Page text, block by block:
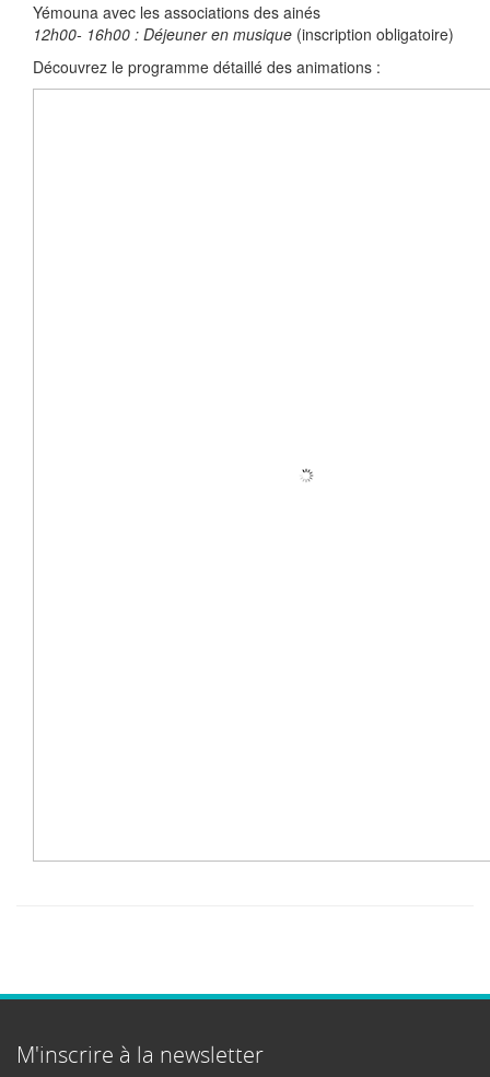
Yémouna avec les associations des ainés
12h00- 16h00 : Déjeuner en musique (inscription obligatoire)
Découvrez le programme détaillé des animations :
M'inscrire à la newsletter